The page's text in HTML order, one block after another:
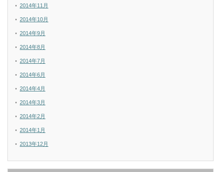
2014年11月
2014年10月
2014年9月
2014年8月
2014年7月
2014年6月
2014年4月
2014年3月
2014年2月
2014年1月
2013年12月